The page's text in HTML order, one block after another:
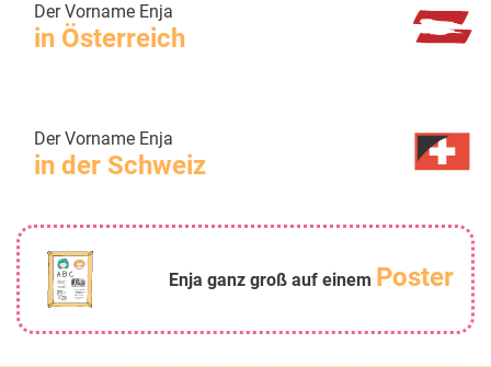
Der Vorname Enja
in Österreich
Der Vorname Enja
in der Schweiz
Enja ganz groß auf einem Poster